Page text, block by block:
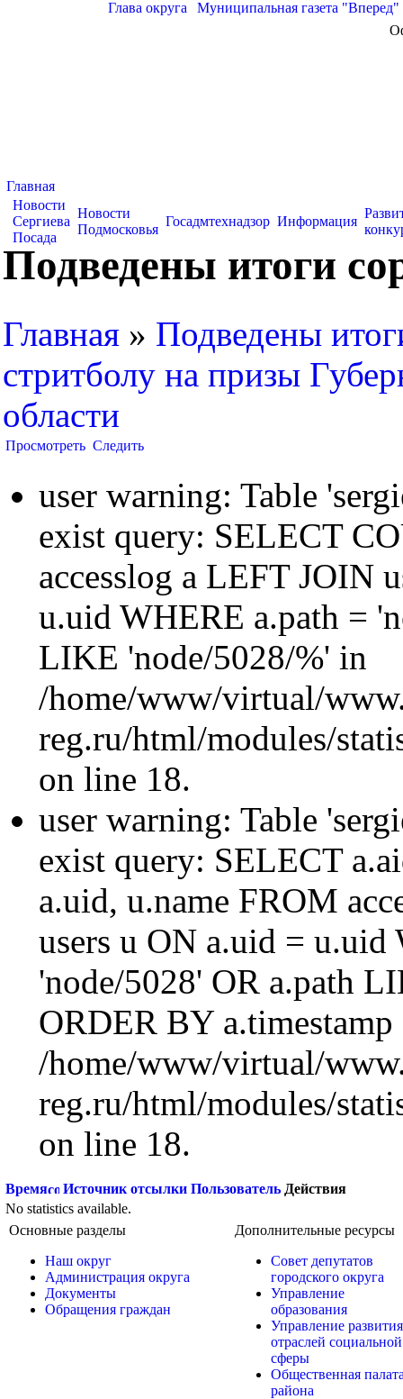
Глава округа Муниципальная газета "Вперед"
Главная
Новости
Сергиева
Посада
Новости
Подмосковья
Госадмтехнадзор Информация
Подведены итоги
Главная » Подведены
стритболу на призы
области
Просмотреть Следить
user warning: Table
exist query: SELECT
accesslog a LEFT JOIN
u.uid WHERE a.path =
LIKE 'node/5028/%' in
/home/www/virtual/
reg.ru/html/modules/
on line 18.
user warning: Table
exist query: SELECT
a.uid, u.name FROM
users u ON a.uid = u.uid
'node/5028' OR a.path
ORDER BY
/home/www/virtual/
reg.ru/html/modules/
on line 18.
Время Источник отсылки Пользователь Действия
No statistics available.
Основные разделы
Наш округ
Администрация округа
Документы
Обращения граждан
Дополнительные ресурсы
Совет депутатов
городского округа
Управление
образования
Управление развития
отраслей социальной
сферы
Общественная
района